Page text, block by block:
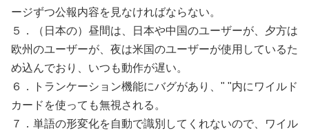
ージずつ公報内容を見なければならない。
５．（日本の）昼間は、日本や中国のユーザーが、夕方は
欧州のユーザーが、夜は米国のユーザーが使用しているた
め込んでおり、いつも動作が遅い。
６．トランケーション機能にバグがあり、" "内にワイルド
カードを使っても無視される。
７．単語の形変化を自動で識別してくれないので、ワイル